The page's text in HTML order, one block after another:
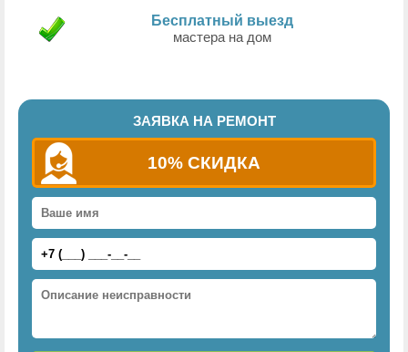
Бесплатный выезд
мастера на дом
ЗАЯВКА НА РЕМОНТ
10% СКИДКА